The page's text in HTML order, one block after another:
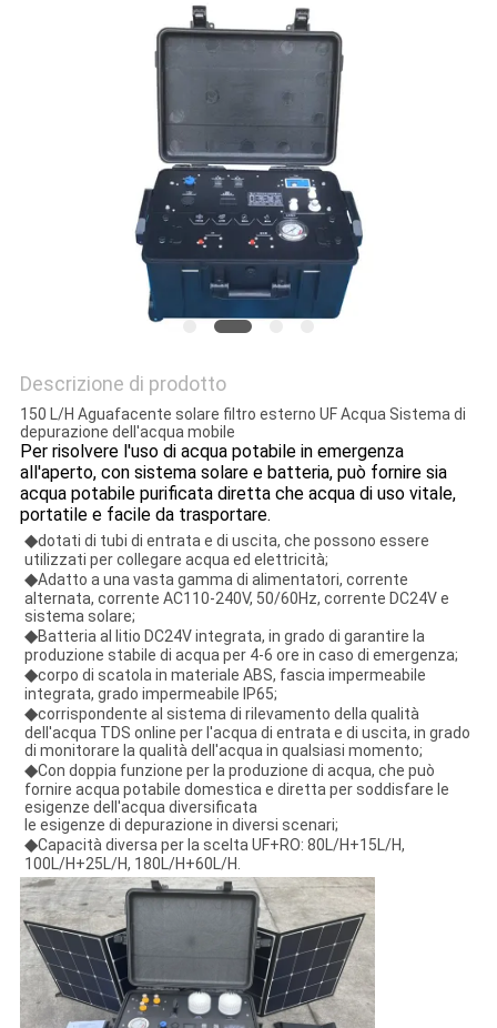
Descrizione di prodotto
150 L/H Aguafacente solare filtro esterno UF Acqua Sistema di
depurazione dell'acqua mobile
Per risolvere l'uso di acqua potabile in emergenza
all'aperto, con sistema solare e batteria, può fornire sia
acqua potabile purificata diretta che acqua di uso vitale,
portatile e facile da trasportare.
◆dotati di tubi di entrata e di uscita, che possono essere
utilizzati per collegare acqua ed elettricità;
◆Adatto a una vasta gamma di alimentatori, corrente
alternata, corrente AC110-240V, 50/60Hz, corrente DC24V e
sistema solare;
◆Batteria al litio DC24V integrata, in grado di garantire la
produzione stabile di acqua per 4-6 ore in caso di emergenza;
◆corpo di scatola in materiale ABS, fascia impermeabile
integrata, grado impermeabile lP65;
◆corrispondente al sistema di rilevamento della qualità
dell'acqua TDS online per l'acqua di entrata e di uscita, in grado
di monitorare la qualità dell'acqua in qualsiasi momento;
◆Con doppia funzione per la produzione di acqua, che può
fornire acqua potabile domestica e diretta per soddisfare le
esigenze dell'acqua diversificata
le esigenze di depurazione in diversi scenari;
◆Capacità diversa per la scelta UF+RO: 80L/H+15L/H,
100L/H+25L/H, 180L/H+60L/H.